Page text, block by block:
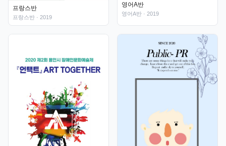
프랑스반
프랑스반 · 2019
영어A반
영어A반 · 2019